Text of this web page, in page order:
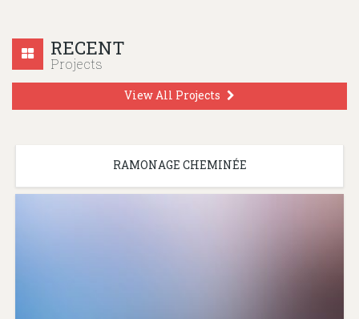
RECENT
Projects
View All Projects
RAMONAGE CHEMINÉE